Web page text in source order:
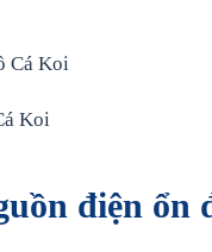
Koi
điện ổn